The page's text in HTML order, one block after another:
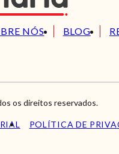
NÓS BLOG
os direitos reservados.
POLÍTICA DE